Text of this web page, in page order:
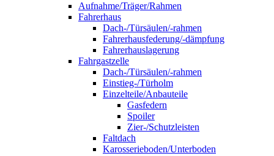
Aufnahme/Träger/Rahmen
Fahrerhaus
Dach-/Türsäulen/-rahmen
Fahrerhausfederung/-dämpfung
Fahrerhauslagerung
Fahrgastzelle
Dach-/Türsäulen/-rahmen
Einstieg-/Türholm
Einzelteile/Anbauteile
Gasfedern
Spoiler
Zier-/Schutzleisten
Faltdach
Karosserieboden/Unterboden